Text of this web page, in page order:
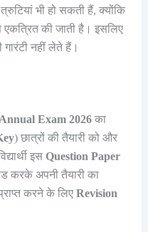
भी हो सकती हैं, क्योंकि
एकत्रित की जाती है। इसलिए
गारंटी नहीं लेते हैं।
Exam 2026का
) छात्रों की तैयारी को और
इस Question Paper
करके अपनी तैयारी का
करने के लिए Revision